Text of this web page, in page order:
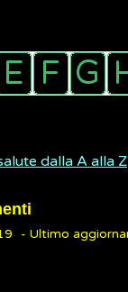
dalla A alla Z
- Ultimo